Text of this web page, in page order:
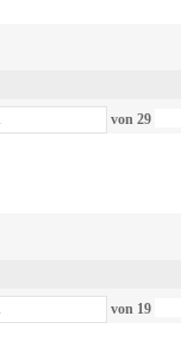
von29
von 19